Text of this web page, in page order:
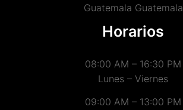
Guatemala Guatemala
Horarios
08:00 AM – 16:30 PM
Lunes – Viernes
09:00 AM – 13:00 PM